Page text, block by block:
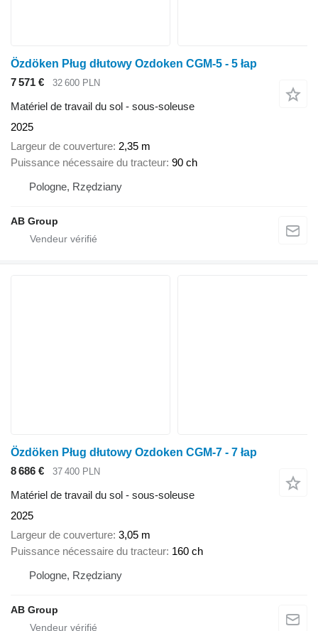
Özdöken Pług dłutowy Ozdoken CGM-5 - 5 łap
7 571 €
32 600 PLN
Matériel de travail du sol - sous-soleuse
2025
Largeur de couverture 2,35 m
Puissance nécessaire du tracteur 90 ch
Pologne, Rzędziany
AB Group
Özdöken Pług dłutowy Ozdoken CGM-7 - 7 łap
8 686 €
37 400 PLN
Matériel de travail du sol - sous-soleuse
2025
Largeur de couverture 3,05 m
Puissance nécessaire du tracteur 160 ch
Pologne, Rzędziany
AB Group